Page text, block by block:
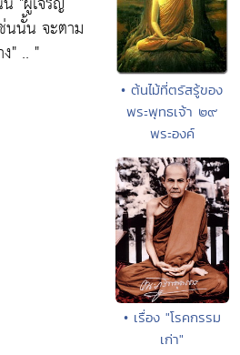
นนั้น จะตาม
" .. "
• ต้นไม้ที่ตรัสรู้ของ
พระพุทธเจ้า ๒๙
พระองค์
• เรื่อง "โรคกรรม
เก่า"